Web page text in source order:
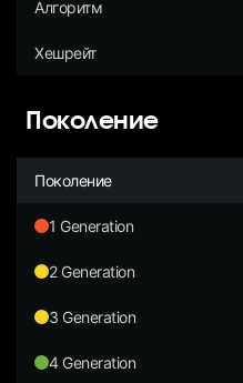
Алгоритм
Хешрейт
Поколение
Поколение
1 Generation
2 Generation
3 Generation
4 Generation